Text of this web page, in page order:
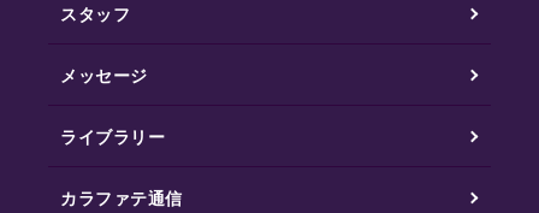
スタッフ
メッセージ
ライブラリー
カラファテ通信